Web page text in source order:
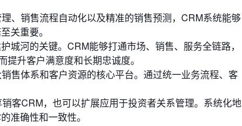
、销售流程自动化以及精准的销售预测，CRM系统能够
关重要。
城河的关键。CRM能够打通市场、销售、服务全链路，
升客户满意度和长期忠诚度。
售体系和客户资源的核心平台。通过统一业务流程、客
客CRM，也可以扩展应用于投资者关系管理。系统化地
准确性和一致性。